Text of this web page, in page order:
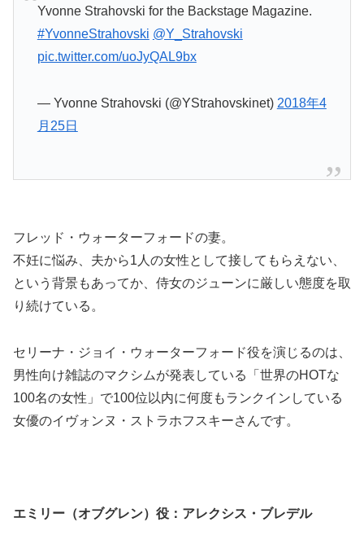
Yvonne Strahovski for the Backstage Magazine.
#YvonneStrahovski @Y_Strahovski
pic.twitter.com/uoJyQAL9bx
— Yvonne Strahovski (@YStrahovskinet) 2018年4
月25日
フレッド・ウォーターフォードの妻。
不妊に悩み、夫から1人の女性として接してもらえない、
という背景もあってか、侍女のジューンに厳しい態度を取
り続けている。
セリーナ・ジョイ・ウォーターフォード役を演じるのは、
男性向け雑誌のマクシムが発表している「世界のHOTな
100名の女性」で100位以内に何度もランクインしている
女優のイヴォンヌ・ストラホフスキーさんです。
エミリー（オブグレン）役： アレクシス・ブレデル